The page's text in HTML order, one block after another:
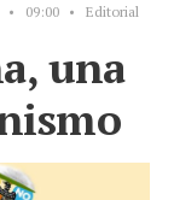
• 09:00 • Editorial
una